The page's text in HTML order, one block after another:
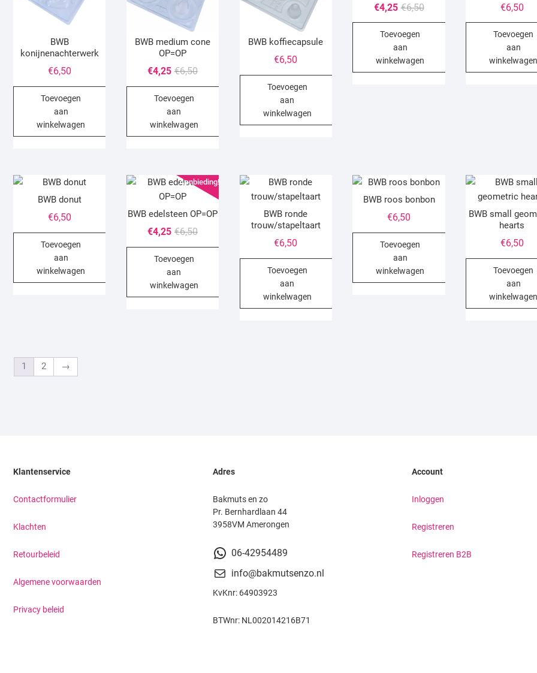
BWB
konijnenachterwerk
€6,50
Toevoegen
aan
winkelwagen
BWB medium cone
OP=OP
€6,50Oorspronkelijke
prijs
€4,25
Huidige
prijs
Toevoegen
aan
winkelwagen
BWB koffiecapsule
€6,50
Toevoegen
aan
winkelwagen
€6,50Oorspronkelijke
prijs
€4,25
Huidige
prijs
Toevoegen
aan
winkelwagen
€6,50
Toevoegen
aan
winkelwagen
BWB donut
€6,50
Toevoegen
aan
winkelwagen
Aanbieding!
BWB edelsteen OP=OP
€6,50Oorspronkelijke
prijs
€4,25
Huidige
prijs
Toevoegen
aan
winkelwagen
BWB ronde
trouw/stapeltaart
€6,50
Toevoegen
aan
winkelwagen
BWB roos bonbon
€6,50
Toevoegen
aan
winkelwagen
BWB small
hearts
€6,50
Toevoegen
aan
winkelwagen
1 2 →
Klantenservice
Contactformulier
Klachten
Retourbeleid
Algemene voorwaarden
Privacy beleid
Adres
Bakmuts en zo
Pr. Bernhardlaan 44
3958VM Amerongen
06-42954489
info@bakmutsenzo.nl
KvKnr: 64903923
BTWnr: NL002014216B71
Account
Inloggen
Registreren
Registreren B2B